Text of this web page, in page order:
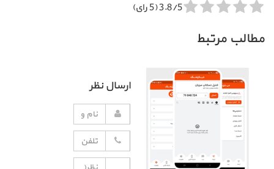
3.8/5 (5 رای)
مطالب مرتبط
ارسال نظر